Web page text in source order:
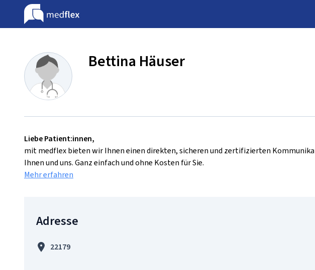
Bettina Häuser
Liebe Patient:innen,
mit medflex bieten wir Ihnen einen direkten, sicheren und zertifizierten
Ihnen und uns. Ganz einfach und ohne Kosten für Sie.
Mehr erfahren
Adresse
22179